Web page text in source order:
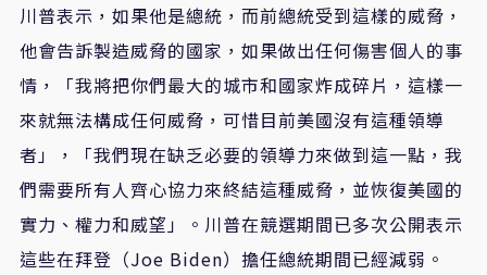
川普表示，如果他是總統，而前總統受到這樣的威脅，
他會告訴製造威脅的國家，如果做出任何傷害個人的事
情，「我將把你們最大的城市和國家炸成碎片，這樣一
來就無法構成任何威脅，可惜目前美國沒有這種領導
者」，「我們現在缺乏必要的領導力來做到這一點，我
們需要所有人齊心協力來終結這種威脅，並恢復美國的
實力、權力和威望」。川普在競選期間已多次公開表示
這些在拜登（Joe Biden）擔任總統期間已經減弱。